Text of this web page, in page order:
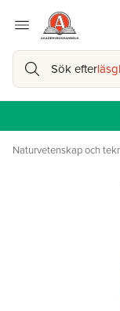
Sök efter
Naturvetenskap och